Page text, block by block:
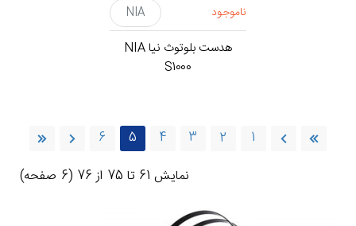
ناموجود NIA
هدست بلوتوث نیا NIA
S1000
1
2
3
4
5
6
نمايش 61 تا 75 از 76 (6 صفحه)